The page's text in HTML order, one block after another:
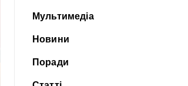
Мультимедіа
Новини
Поради